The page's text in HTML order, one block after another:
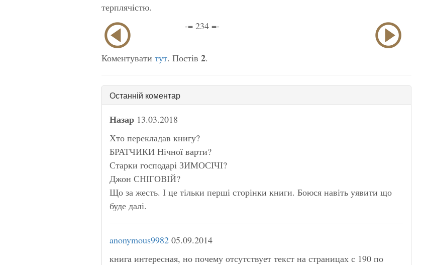
терплячістю.
-= 234 =-
Коментувати тут. Постів 2.
Останній коментар
Назар 13.03.2018
Хто перекладав книгу?
БРАТЧИКИ Нічної варти?
Старки господарі ЗИМОСІЧІ?
Джон СНІГОВІЙ?
Що за жесть. І це тільки перші сторінки книги. Боюся навіть уявити що
буде далі.
anonymous9982 05.09.2014
книга интересная, но почему отсутствует текст на страницах с 190 по